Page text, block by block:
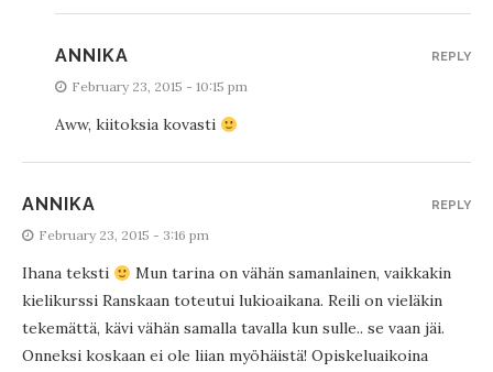
ANNIKA
February 23, 2015 - 10:15 pm
Aww, kiitoksia kovasti
REPLY
ANNIKA
February 23, 2015 - 3:16 pm
Ihana teksti
Mun tarina on vähän samanlainen, vaikkakin
kielikurssi Ranskaan toteutui lukioaikana. Reili on vieläkin
tekemättä, kävi vähän samalla tavalla kun sulle.. se vaan jäi.
Onneksi koskaan ei ole liian myöhäistä! Opiskeluaikoina
REPLY